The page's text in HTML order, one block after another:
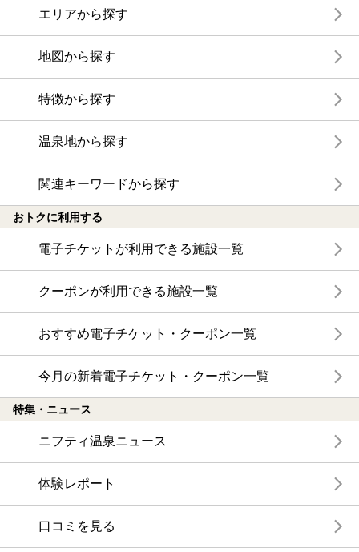
エリアから探す
地図から探す
特徴から探す
温泉地から探す
関連キーワードから探す
おトクに利用する
電子チケットが利用できる施設一覧
クーポンが利用できる施設一覧
おすすめ電子チケット・クーポン一覧
今月の新着電子チケット・クーポン一覧
特集・ニュース
ニフティ温泉ニュース
体験レポート
口コミを見る